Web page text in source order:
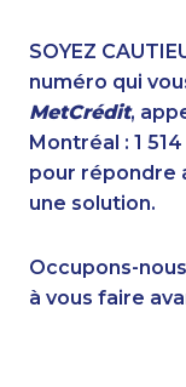
1-403-855-4053
1-416-907-3061
1-587-328-6539
1-780-423-2516
1-902-482-9354
1-647-427-9803
SOYEZ
numéro qui
MetCrédit,
Montréal : 1
pour répondre
une solution.
Occupons-
à vous faire